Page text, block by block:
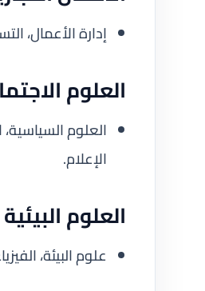
إدارة الأعمال،
العلوم
العلوم السياسية،
الإعلام.
العلوم
علوم البيئة،